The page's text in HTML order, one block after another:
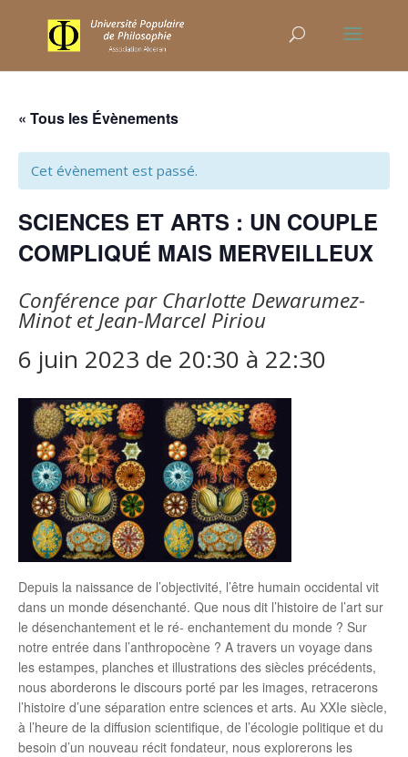
« Tous les Évènements
Cet évènement est passé.
SCIENCES ET ARTS : UN COUPLE
COMPLIQUÉ MAIS MERVEILLEUX
Conférence par Charlotte Dewarumez-
Minot et Jean-Marcel Piriou
6 juin 2023 de 20:30 à 22:30
Depuis la naissance de l’objectivité, l’être humain occidental vit
dans un monde désenchanté. Que nous dit l’histoire de l’art sur
le désenchantement et le ré- enchantement du monde ? Sur
notre entrée dans l’anthropocène ? A travers un voyage dans
les estampes, planches et illustrations des siècles précédents,
nous aborderons le discours porté par les images, retracerons
l’histoire d’une séparation entre sciences et arts. Au XXIe siècle,
à l’heure de la diffusion scientifique, de l’écologie politique et du
besoin d’un nouveau récit fondateur, nous explorerons les